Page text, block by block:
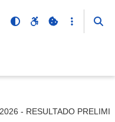
- RESULTADO